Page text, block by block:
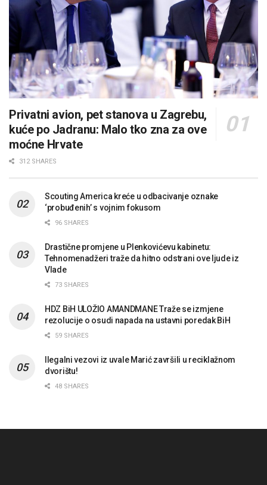
Privatni avion, pet stanova u Zagrebu,
kuće po Jadranu: Malo tko zna za ove
moćne Hrvate
312 SHARES
Scouting America kreće u odbacivanje oznake
‘probuđenih’ s vojnim fokusom
96 SHARES
Drastične promjene u Plenkovićevu kabinetu:
Tehnomenadžeri traže da hitno odstrani ove ljude iz
Vlade
73 SHARES
HDZ BiH ULOŽIO AMANDMANE Traže se izmjene
rezolucije o osudi napada na ustavni poredak BiH
59 SHARES
Ilegalni vezovi iz uvale Marić završili u reciklažnom
dvorištu!
48 SHARES